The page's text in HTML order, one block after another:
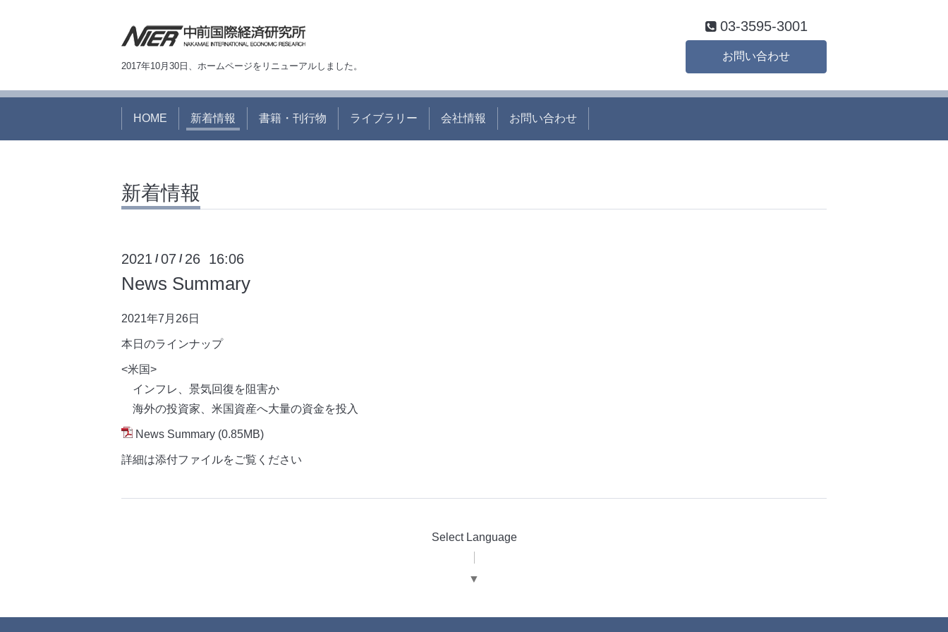
2017年10月30日、ホームページをリニューアルしました。
03-3595-3001
お問い合わせ
HOME 新着情報 書籍・刊行物 ライブラリー 会社情報 お問い合わせ
新着情報
2021 /07 / 26 16:06
News Summary
2021年7月26日
本日のラインナップ
<米国>
インフレ、景気回復を阻害か
海外の投資家、米国資産へ大量の資金を投入
News Summary (0.85MB)
詳細は添付ファイルをご覧ください
Select Language
▼